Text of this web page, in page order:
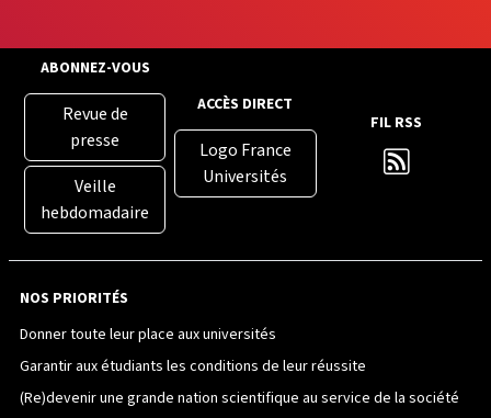
ABONNEZ-VOUS
Revue de
presse
Veille
hebdomadaire
ACCÈS DIRECT
Logo France
Universités
FIL RSS
NOS PRIORITÉS
Donner toute leur place aux universités
Garantir aux étudiants les conditions de leur réussite
(Re)devenir une grande nation scientifique au service de la société